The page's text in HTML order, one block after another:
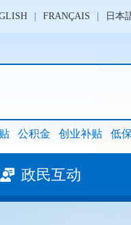
FRANÇAIS 日本
公积金 创业补贴 低保
政民互动